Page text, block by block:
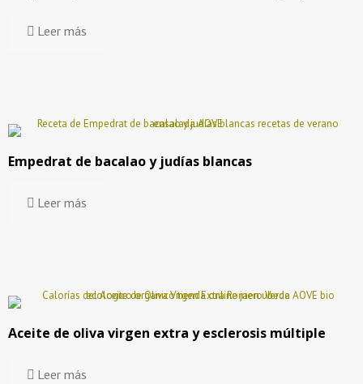
Leer más
Empedrat de bacalao y judías blancas
Leer más
Aceite de oliva virgen extra y esclerosis múltiple
Leer más